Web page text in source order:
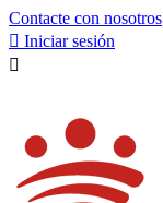
Contacte con nosotros
 Iniciar sesión
